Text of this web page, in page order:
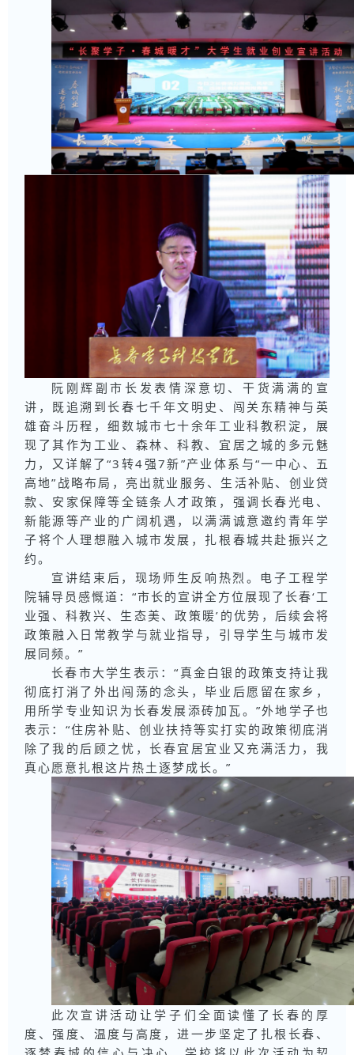
阮刚辉副市长发表情深意切、干货满满的宣
讲，既追溯到长春七千年文明史、闯关东精神与英
雄奋斗历程，细数城市七十余年工业科教积淀，展
现了其作为工业、森林、科教、宜居之城的多元魅
力，又详解了“3转4强7新”产业体系与“一中心、五
高地”战略布局，亮出就业服务、生活补贴、创业贷
款、安家保障等全链条人才政策，强调长春光电、
新能源等产业的广阔机遇，以满满诚意邀约青年学
子将个人理想融入城市发展，扎根春城共赴振兴之
约。
宣讲结束后，现场师生反响热烈。电子工程学
院辅导员感慨道：“市长的宣讲全方位展现了长春‘工
业强、科教兴、生态美、政策暖’的优势，后续会将
政策融入日常教学与就业指导，引导学生与城市发
展同频。”
长春市大学生表示：“真金白银的政策支持让我
彻底打消了外出闯荡的念头，毕业后愿留在家乡，
用所学专业知识为长春发展添砖加瓦。”外地学子也
表示：“住房补贴、创业扶持等实打实的政策彻底消
除了我的后顾之忧，长春宜居宜业又充满活力，我
真心愿意扎根这片热土逐梦成长。”
此次宣讲活动让学子们全面读懂了长春的厚
度、强度、温度与高度，进一步坚定了扎根长春、